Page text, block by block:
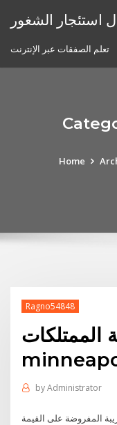
استئجار الشغور
تعلم الصفقات عبر الإنترنت
Home
Ragno54848
الممتلكات
byAdministrator
المفروضة على القيمة